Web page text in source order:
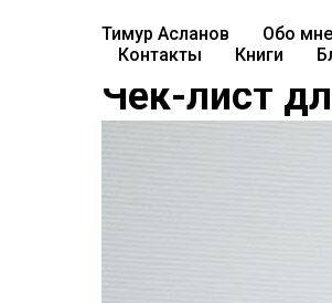
Тимур Асланов Обо мне
Контакты
Книги
Чек-лист